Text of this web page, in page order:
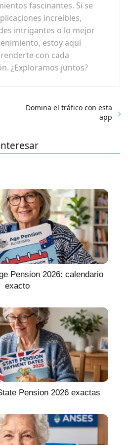
fascinantes. Si se
increíbles,
intrigantes o lo mejor
estoy aquí
con cada
¿Exploramos juntos?
Domina el tráfico con esta
app
Pension 2026: calendario
exacto
Pension 2026 exactas